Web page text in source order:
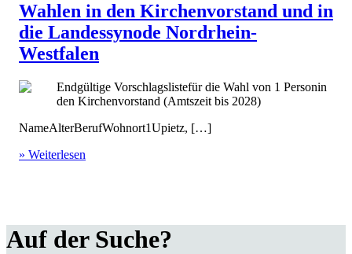
Wahlen in den Kirchenvorstand und in
die Landessynode Nordrhein-
Westfalen
Endgültige Vorschlagslistefür die Wahl von 1 Personin
den Kirchenvorstand (Amtszeit bis 2028)
NameAlterBerufWohnort1Upietz, […]
» Weiterlesen
Auf der Suche?